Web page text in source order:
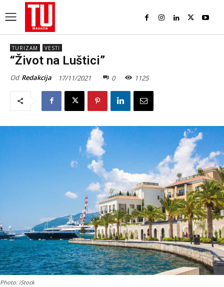
TURIZAM VESTI
“Život na Luštici”
Od Redakcija 17/11/2021 0 1125
Photo: iStock